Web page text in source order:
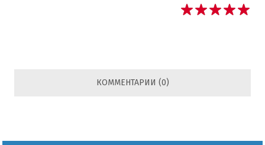
КОММЕНТАРИИ (0)